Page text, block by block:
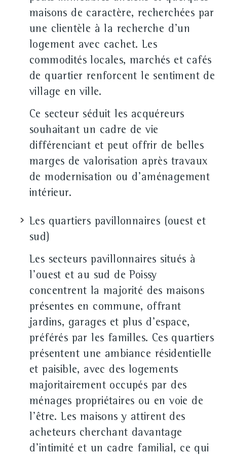
maisons de caractère, recherchées par
une clientèle à la recherche d'un
logement avec cachet. Les
commodités locales, marchés et cafés
de quartier renforcent le sentiment de
village en ville.
Ce secteur séduit les acquéreurs
souhaitant un cadre de vie
différenciant et peut offrir de belles
marges de valorisation après travaux
de modernisation ou d'aménagement
intérieur.
Les quartiers pavillonnaires (ouest et
sud)
Les secteurs pavillonnaires situés à
l'ouest et au sud de Poissy
concentrent la majorité des maisons
présentes en commune, offrant
jardins, garages et plus d'espace,
préférés par les familles. Ces quartiers
présentent une ambiance résidentielle
et paisible, avec des logements
majoritairement occupés par des
ménages propriétaires ou en voie de
l'être. Les maisons y attirent des
acheteurs cherchant davantage
d'intimité et un cadre familial, ce qui